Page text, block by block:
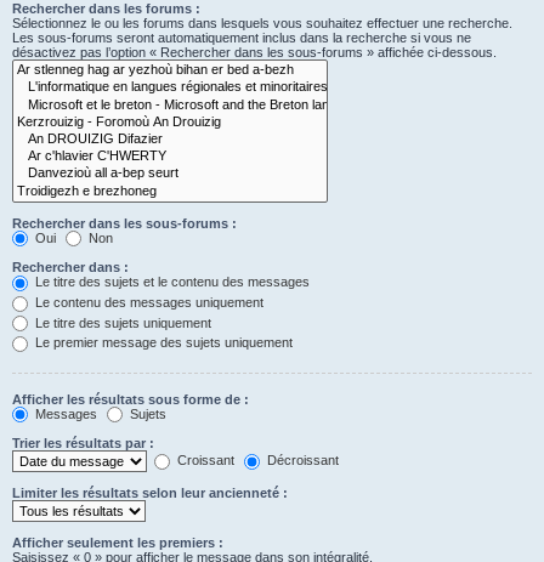
Rechercher dans les forums :
Sélectionnez le ou les forums dans lesquels vous souhaitez effectuer une recherche.
Les sous-forums seront automatiquement inclus dans la recherche si vous ne
désactivez pas l’option « Rechercher dans les sous-forums » affichée ci-dessous.
Rechercher dans les sous-forums :
Oui
Non
Rechercher dans :
Le titre des sujets et le contenu des messages
Le contenu des messages uniquement
Le titre des sujets uniquement
Le premier message des sujets uniquement
Afficher les résultats sous forme de :
Messages
Sujets
Trier les résultats par :
Croissant
Décroissant
Limiter les résultats selon leur ancienneté :
Afficher seulement les premiers :
Saisissez « 0 » pour afficher le message dans son intégralité.